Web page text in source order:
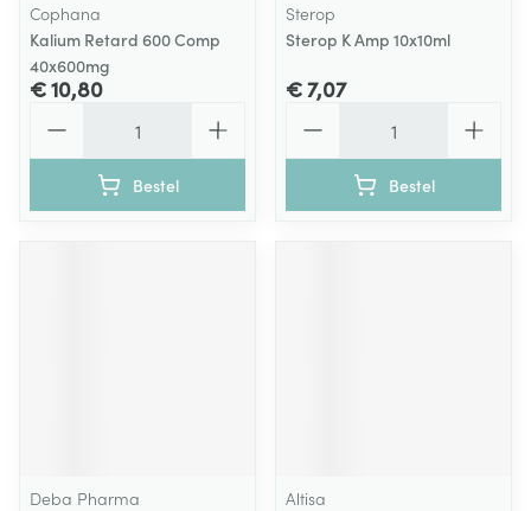
Cophana
Kalium Retard 600 Comp
40x600mg
€ 10,80
Bestel
Sterop
Sterop K Amp 10x10ml
€ 7,07
Bestel
Deba Pharma
Altisa